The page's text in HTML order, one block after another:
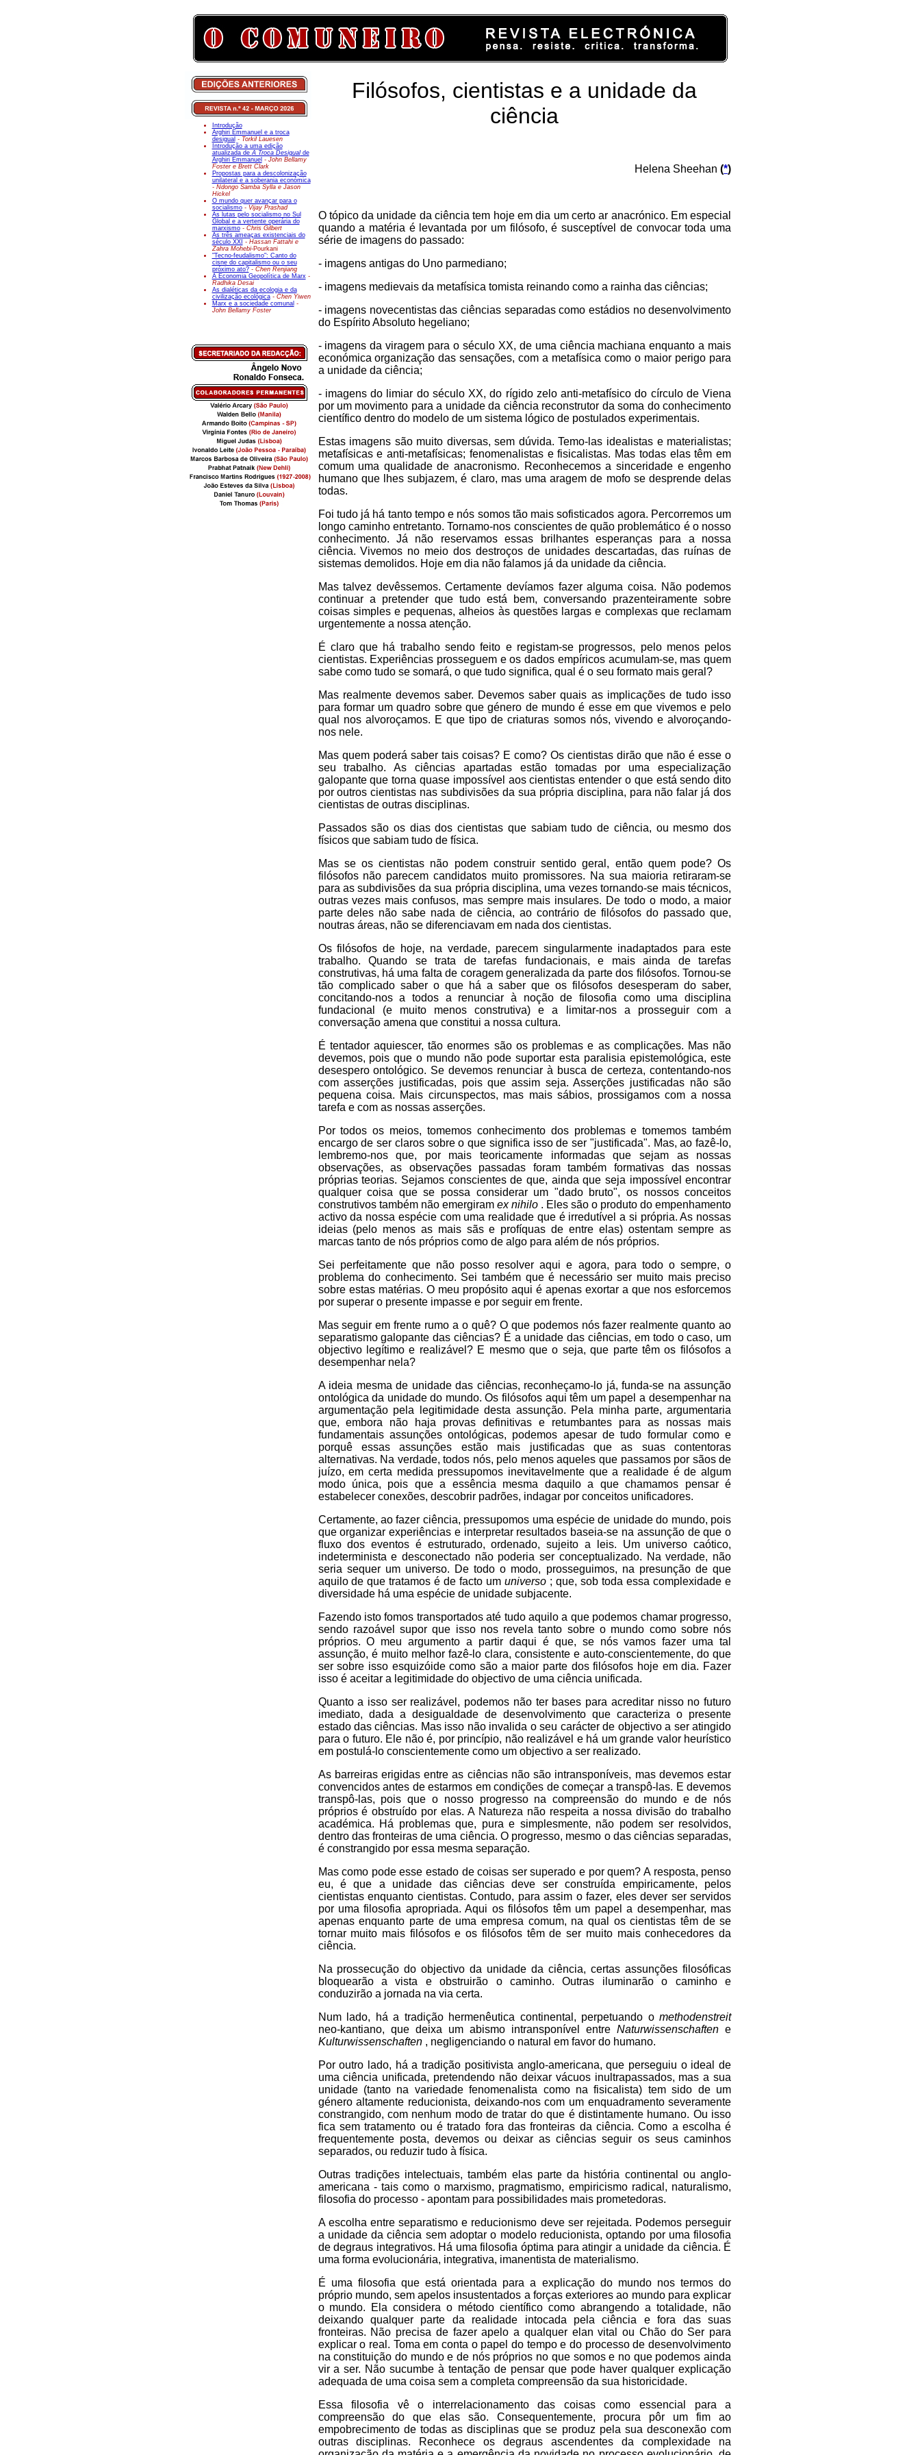
Introdução
Arghiri Emmanuel e a troca
desigual - Torkil Lauesen
Introdução a uma edição
atualizada deA Troca Desigualde
Arghiri Emmanuel - John Bellamy
Foster e Brett Clark
Propostas para a descolonização
unilateral e a soberania económica
- Ndongo Samba Sylla e Jason
Hickel
O mundo quer avançar para o
socialismo- Vijay Prashad
As lutas pelo socialismo no Sul
Global e a vertente operária do
marxismo- Chris Gilbert
As três ameaças existenciais do
século XXI - Hassan Fattahi e
Zahra Mohebi-Pourkani
"Tecno-feudalismo": Canto do
cisne do capitalismo ou o seu
próximo ato? - Chen Renjiang
A Economia Geopolítica de Marx-
Radhika Desai
As dialéticas da ecologia e da
civilização ecológica - Chen Yiwen
Marx e a sociedade comunal -
John Bellamy Foster
Filósofos, cientistas e a unidade da
ciência
Helena Sheehan(*)
O tópico da unidade da ciência tem hoje em dia um certo ar anacrónico. Em especial
quando a matéria é levantada por um filósofo, é susceptível de convocar toda uma
série de imagens do passado:
- imagens antigas do Uno parmediano;
- imagens medievais da metafísica tomista reinando como a rainha das ciências;
- imagens novecentistas das ciências separadas como estádios no desenvolvimento
do Espírito Absoluto hegeliano;
- imagens da viragem para o século XX, de uma ciência machiana enquanto a mais
económica organização das sensações, com a metafísica como o maior perigo para
a unidade da ciência;
- imagens do limiar do século XX, do rígido zelo anti-metafísico do círculo de Viena
por um movimento para a unidade da ciência reconstrutor da soma do conhecimento
científico dentro do modelo de um sistema lógico de postulados experimentais.
Estas imagens são muito diversas, sem dúvida. Temo-las idealistas e materialistas;
metafísicas e anti-metafísicas; fenomenalistas e fisicalistas. Mas todas elas têm em
comum uma qualidade de anacronismo. Reconhecemos a sinceridade e engenho
humano que lhes subjazem, é claro, mas uma aragem de mofo se desprende delas
todas.
Foi tudo já há tanto tempo e nós somos tão mais sofisticados agora. Percorremos um
longo caminho entretanto. Tornamo-nos conscientes de quão problemático é o nosso
conhecimento. Já não reservamos essas brilhantes esperanças para a nossa
ciência. Vivemos no meio dos destroços de unidades descartadas, das ruínas de
sistemas demolidos. Hoje em dia não falamos já da unidade da ciência.
Mas talvez devêssemos. Certamente devíamos fazer alguma coisa. Não podemos
continuar a pretender que tudo está bem, conversando prazenteiramente sobre
coisas simples e pequenas, alheios às questões largas e complexas que reclamam
urgentemente a nossa atenção.
É claro que há trabalho sendo feito e registam-se progressos, pelo menos pelos
cientistas. Experiências prosseguem e os dados empíricos acumulam-se, mas quem
sabe como tudo se somará, o que tudo significa, qual é o seu formato mais geral?
Mas realmente devemos saber. Devemos saber quais as implicações de tudo isso
para formar um quadro sobre que género de mundo é esse em que vivemos e pelo
qual nos alvoroçamos. E que tipo de criaturas somos nós, vivendo e alvoroçando-
nos nele.
Mas quem poderá saber tais coisas? E como? Os cientistas dirão que não é esse o
seu trabalho. As ciências apartadas estão tomadas por uma especialização
galopante que torna quase impossível aos cientistas entender o que está sendo dito
por outros cientistas nas subdivisões da sua própria disciplina, para não falar já dos
cientistas de outras disciplinas.
Passados são os dias dos cientistas que sabiam tudo de ciência, ou mesmo dos
físicos que sabiam tudo de física.
Mas se os cientistas não podem construir sentido geral, então quem pode? Os
filósofos não parecem candidatos muito promissores. Na sua maioria retiraram-se
para as subdivisões da sua própria disciplina, uma vezes tornando-se mais técnicos,
outras vezes mais confusos, mas sempre mais insulares. De todo o modo, a maior
parte deles não sabe nada de ciência, ao contrário de filósofos do passado que,
noutras áreas, não se diferenciavam em nada dos cientistas.
Os filósofos de hoje, na verdade, parecem singularmente inadaptados para este
trabalho. Quando se trata de tarefas fundacionais, e mais ainda de tarefas
construtivas, há uma falta de coragem generalizada da parte dos filósofos. Tornou-se
tão complicado saber o que há a saber que os filósofos desesperam do saber,
concitando-nos a todos a renunciar à noção de filosofia como uma disciplina
fundacional (e muito menos construtiva) e a limitar-nos a prosseguir com a
conversação amena que constitui a nossa cultura.
É tentador aquiescer, tão enormes são os problemas e as complicações. Mas não
devemos, pois que o mundo não pode suportar esta paralisia epistemológica, este
desespero ontológico. Se devemos renunciar à busca de certeza, contentando-nos
com asserções justificadas, pois que assim seja. Asserções justificadas não são
pequena coisa. Mais circunspectos, mas mais sábios, prossigamos com a nossa
tarefa e com as nossas asserções.
Por todos os meios, tomemos conhecimento dos problemas e tomemos também
encargo de ser claros sobre o que significa isso de ser "justificada". Mas, ao fazê-lo,
lembremo-nos que, por mais teoricamente informadas que sejam as nossas
observações, as observações passadas foram também formativas das nossas
próprias teorias. Sejamos conscientes de que, ainda que seja impossível encontrar
qualquer coisa que se possa considerar um "dado bruto", os nossos conceitos
construtivos também não emergiram ex nihilo . Eles são o produto do empenhamento
activo da nossa espécie com uma realidade que é irredutível a si própria. As nossas
ideias (pelo menos as mais sãs e profíquas de entre elas) ostentam sempre as
marcas tanto de nós próprios como de algo para além de nós próprios.
Sei perfeitamente que não posso resolver aqui e agora, para todo o sempre, o
problema do conhecimento. Sei também que é necessário ser muito mais preciso
sobre estas matérias. O meu propósito aqui é apenas exortar a que nos esforcemos
por superar o presente impasse e por seguir em frente.
Mas seguir em frente rumo a o quê? O que podemos nós fazer realmente quanto ao
separatismo galopante das ciências? É a unidade das ciências, em todo o caso, um
objectivo legítimo e realizável? E mesmo que o seja, que parte têm os filósofos a
desempenhar nela?
A ideia mesma de unidade das ciências, reconheçamo-lo já, funda-se na assunção
ontológica da unidade do mundo. Os filósofos aqui têm um papel a desempenhar na
argumentação pela legitimidade desta assunção. Pela minha parte, argumentaria
que, embora não haja provas definitivas e retumbantes para as nossas mais
fundamentais assunções ontológicas, podemos apesar de tudo formular como e
porquê essas assunções estão mais justificadas que as suas contentoras
alternativas. Na verdade, todos nós, pelo menos aqueles que passamos por sãos de
juízo, em certa medida pressupomos inevitavelmente que a realidade é de algum
modo única, pois que a essência mesma daquilo a que chamamos pensar é
estabelecer conexões, descobrir padrões, indagar por conceitos unificadores.
Certamente, ao fazer ciência, pressupomos uma espécie de unidade do mundo, pois
que organizar experiências e interpretar resultados baseia-se na assunção de que o
fluxo dos eventos é estruturado, ordenado, sujeito a leis. Um universo caótico,
indeterminista e desconectado não poderia ser conceptualizado. Na verdade, não
seria sequer um universo. De todo o modo, prosseguimos, na presunção de que
aquilo de que tratamos é de facto umuniverso ; que, sob toda essa complexidade e
diversidade há uma espécie de unidade subjacente.
Fazendo isto fomos transportados até tudo aquilo a que podemos chamar progresso,
sendo razoável supor que isso nos revela tanto sobre o mundo como sobre nós
próprios. O meu argumento a partir daqui é que, se nós vamos fazer uma tal
assunção, é muito melhor fazê-lo clara, consistente e auto-conscientemente, do que
ser sobre isso esquizóide como são a maior parte dos filósofos hoje em dia. Fazer
isso é aceitar a legitimidade do objectivo de uma ciência unificada.
Quanto a isso ser realizável, podemos não ter bases para acreditar nisso no futuro
imediato, dada a desigualdade de desenvolvimento que caracteriza o presente
estado das ciências. Mas isso não invalida o seu carácter de objectivo a ser atingido
para o futuro. Ele não é, por princípio, não realizável e há um grande valor heurístico
em postulá-lo conscientemente como um objectivo a ser realizado.
As barreiras erigidas entre as ciências não são intransponíveis, mas devemos estar
convencidos antes de estarmos em condições de começar a transpô-las. E devemos
transpô-las, pois que o nosso progresso na compreensão do mundo e de nós
próprios é obstruído por elas. A Natureza não respeita a nossa divisão do trabalho
académica. Há problemas que, pura e simplesmente, não podem ser resolvidos,
dentro das fronteiras de uma ciência. O progresso, mesmo o das ciências separadas,
é constrangido por essa mesma separação.
Mas como pode esse estado de coisas ser superado e por quem? A resposta, penso
eu, é que a unidade das ciências deve ser construída empiricamente, pelos
cientistas enquanto cientistas. Contudo, para assim o fazer, eles dever ser servidos
por uma filosofia apropriada. Aqui os filósofos têm um papel a desempenhar, mas
apenas enquanto parte de uma empresa comum, na qual os cientistas têm de se
tornar muito mais filósofos e os filósofos têm de ser muito mais conhecedores da
ciência.
Na prossecução do objectivo da unidade da ciência, certas assunções filosóficas
bloquearão a vista e obstruirão o caminho. Outras iluminarão o caminho e
conduzirão a jornada na via certa.
Num lado, há a tradição hermenêutica continental, perpetuando omethodenstreit
neo-kantiano, que deixa um abismo intransponível entreNaturwissenschaftene
Kulturwissenschaften , negligenciando o natural em favor do humano.
Por outro lado, há a tradição positivista anglo-americana, que perseguiu o ideal de
uma ciência unificada, pretendendo não deixar vácuos inultrapassados, mas a sua
unidade (tanto na variedade fenomenalista como na fisicalista) tem sido de um
género altamente reducionista, deixando-nos com um enquadramento severamente
constrangido, com nenhum modo de tratar do que é distintamente humano. Ou isso
fica sem tratamento ou é tratado fora das fronteiras da ciência. Como a escolha é
frequentemente posta, devemos ou deixar as ciências seguir os seus caminhos
separados, ou reduzir tudo à física.
Outras tradições intelectuais, também elas parte da história continental ou anglo-
americana - tais como o marxismo, pragmatismo, empiricismo radical, naturalismo,
filosofia do processo - apontam para possibilidades mais prometedoras.
A escolha entre separatismo e reducionismo deve ser rejeitada. Podemos perseguir
a unidade da ciência sem adoptar o modelo reducionista, optando por uma filosofia
de degraus integrativos. Há uma filosofia óptima para atingir a unidade da ciência. É
uma forma evolucionária, integrativa, imanentista de materialismo.
É uma filosofia que está orientada para a explicação do mundo nos termos do
próprio mundo, sem apelos insustentados a forças exteriores ao mundo para explicar
o mundo. Ela considera o método científico como abrangendo a totalidade, não
deixando qualquer parte da realidade intocada pela ciência e fora das suas
fronteiras. Não precisa de fazer apelo a qualquer elan vital ou Chão do Ser para
explicar o real. Toma em conta o papel do tempo e do processo de desenvolvimento
na constituição do mundo e de nós próprios no que somos e no que podemos ainda
vir a ser. Não sucumbe à tentação de pensar que pode haver qualquer explicação
adequada de uma coisa sem a completa compreensão da sua historicidade.
Essa filosofia vê o interrelacionamento das coisas como essencial para a
compreensão do que elas são. Consequentemente, procura pôr um fim ao
empobrecimento de todas as disciplinas que se produz pela sua desconexão com
outras disciplinas. Reconhece os degraus ascendentes da complexidade na